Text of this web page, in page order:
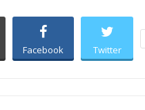
Facebook Twitter